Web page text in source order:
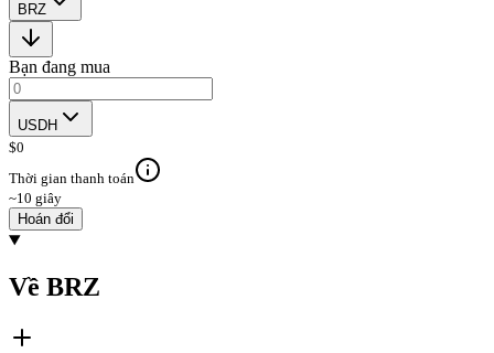
BRZ
Bạn đang mua
USDH
$0
Thời gian thanh toán
~10 giây
Hoán đổi
Về BRZ